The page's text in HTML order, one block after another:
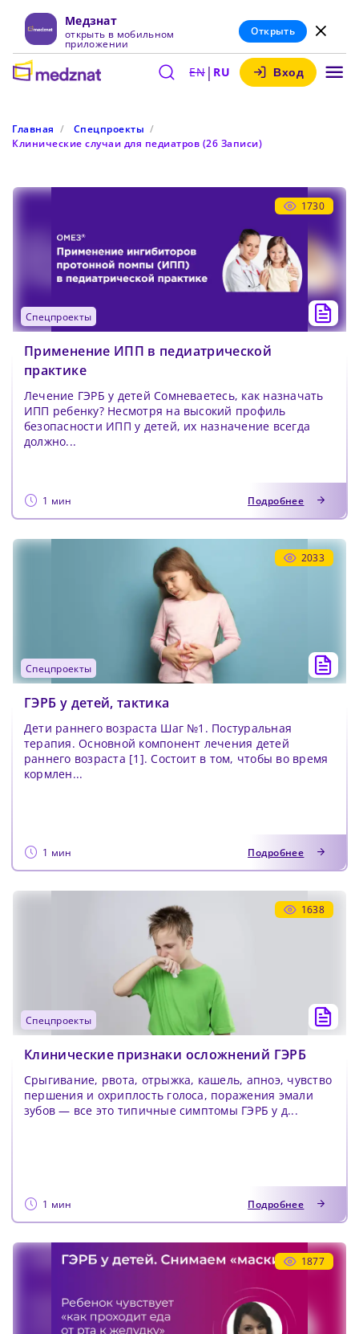
Медзнат
открыть в мобильном
приложении
Открыть
EN| RU Вход
Главная
Спецпроекты
Клинические случаи для педиатров (26 Записи)
1730
спецпроекты
Применение ИПП в педиатрической
практике
Лечение ГЭРБ у детей Сомневаетесь, как назначать
ИПП ребенку? Несмотря на высокий профиль
безопасности ИПП у детей, их назначение всегда
должно...
1 мин Подробнее
2033
спецпроекты
ГЭРБ у детей, тактика
Дети раннего возраста Шаг №1. Постуральная
терапия. Основной компонент лечения детей
раннего возраста [1]. Состоит в том, чтобы во время
кормлен...
1 мин Подробнее
1638
спецпроекты
Клинические признаки осложнений ГЭРБ
Срыгивание, рвота, отрыжка, кашель, апноэ, чувство
першения и охриплость голоса, поражения эмали
зубов — все это типичные симптомы ГЭРБ у д...
1 мин Подробнее
1877